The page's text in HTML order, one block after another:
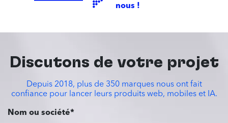
nous !
Discutons de votre projet
Depuis 2018, plus de 350 marques nous ont fait
confiance pour lancer leurs produits web, mobiles et IA.
Nom ou société*